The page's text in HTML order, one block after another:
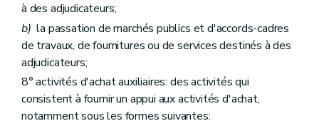
Art. 158
Art. 159
Art. 160
Art. 161
Chapitre 7
Art. 162
Titre 4 Gouvernance
Art. 163
Art. 163/1
à des adjudicateurs;
b) la passation de marchés publics et d'accords-cadres
de travaux, de fournitures ou de services destinés à des
adjudicateurs;
8° activités d'achat auxiliaires: des activités qui
consistent à fournir un appui aux activités d'achat,
notamment sous les formes suivantes: